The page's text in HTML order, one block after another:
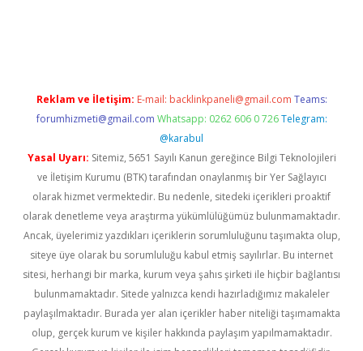
Reklam ve İletişim: E-mail: backlinkpaneli@gmail.com Teams:
forumhizmeti@gmail.com Whatsapp: 0262 606 0 726 Telegram:
@karabul
Yasal Uyarı: Sitemiz, 5651 Sayılı Kanun gereğince Bilgi Teknolojileri
ve İletişim Kurumu (BTK) tarafından onaylanmış bir Yer Sağlayıcı
olarak hizmet vermektedir. Bu nedenle, sitedeki içerikleri proaktif
olarak denetleme veya araştırma yükümlülüğümüz bulunmamaktadır.
Ancak, üyelerimiz yazdıkları içeriklerin sorumluluğunu taşımakta olup,
siteye üye olarak bu sorumluluğu kabul etmiş sayılırlar. Bu internet
sitesi, herhangi bir marka, kurum veya şahıs şirketi ile hiçbir bağlantısı
bulunmamaktadır. Sitede yalnızca kendi hazırladığımız makaleler
paylaşılmaktadır. Burada yer alan içerikler haber niteliği taşımamakta
olup, gerçek kurum ve kişiler hakkında paylaşım yapılmamaktadır.